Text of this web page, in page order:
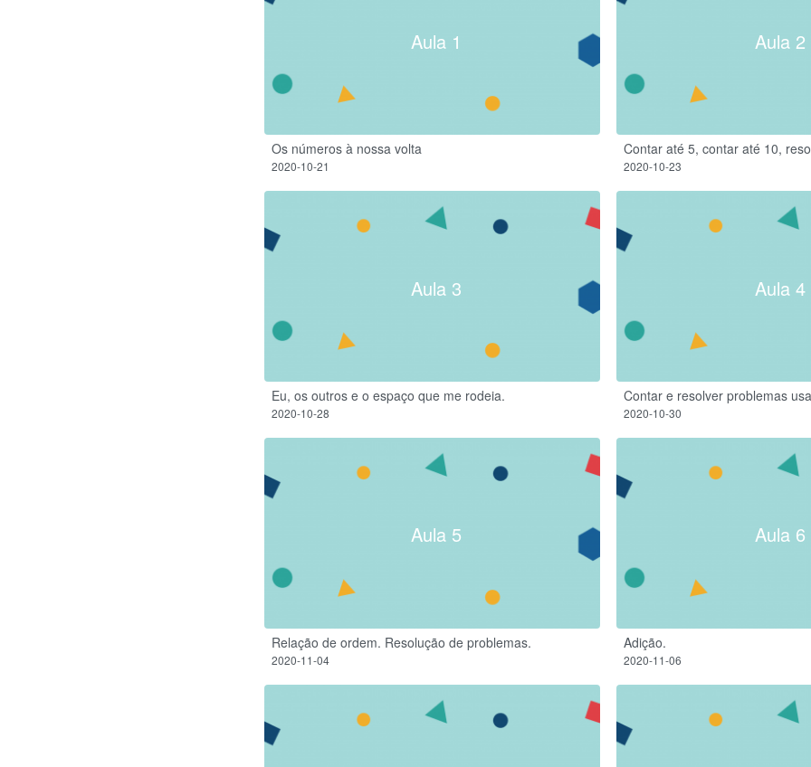
Aula 1
Os números à nossa volta
2020-10-21
Aula 2
Contar até 5, contar até 10,
2020-10-23
Aula 3
Eu, os outros e o espaço que me rodeia.
2020-10-28
Aula 4
Contar e resolver problemas
2020-10-30
Aula 5
Relação de ordem. Resolução de problemas.
2020-11-04
Aula 6
Adição.
2020-11-06